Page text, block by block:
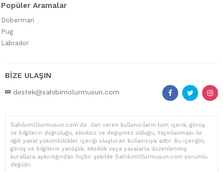
Popüler Aramalar
Doberman
Pug
Labrador
BİZE ULAŞIN
destek@sahibimolurmusun.com
SahibimOlurmusun.com'da ilan veren kullanıcıların tüm içerik, görüş
ve bilgilerin doğruluğu, eksiksiz ve değişmez olduğu, Yayınlanması ile
ilgili yasal yükümlülükler içeriği oluşturan kullanıcıya aittir. Bu içeriğin,
görüş ve bilgilerin yanlışlık, eksiklik veya yasalarla düzenlenmiş
kurallara aykırılığından hiçbir şekilde SahibimOlurmusun.com sorumlu
değildir.